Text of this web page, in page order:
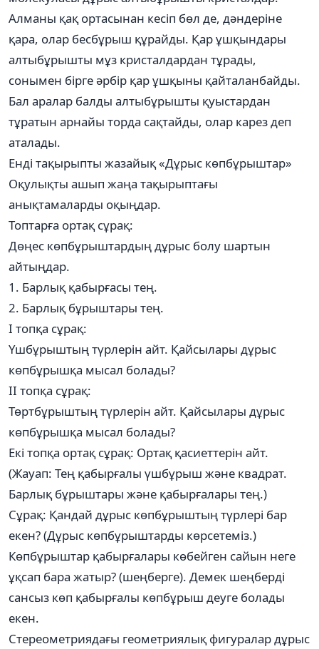
Алманы қақ ортасынан кесіп бөл де, дәндеріне
қара, олар бесбұрыш құрайды. Қар ұшқындары
алтыбұрышты мұз кристалдардан тұрады,
сонымен бірге әрбір қар ұшқыны қайталанбайды.
Бал аралар балды алтыбұрышты қуыстардан
тұратын арнайы торда сақтайды, олар карез деп
аталады.
Енді тақырыпты жазайық «Дұрыс көпбұрыштар»
Оқулықты ашып жаңа тақырыптағы
анықтамаларды оқыңдар.
Топтарға ортақ сұрақ:
Дөңес көпбұрыштардың дұрыс болу шартын
айтыңдар.
1. Барлық қабырғасы тең.
2. Барлық бұрыштары тең.
I топқа сұрақ:
Үшбұрыштың түрлерін айт. Қайсылары дұрыс
көпбұрышқа мысал болады?
II топқа сұрақ:
Төртбұрыштың түрлерін айт. Қайсылары дұрыс
көпбұрышқа мысал болады?
Екі топқа ортақ сұрақ: Ортақ қасиеттерін айт.
(Жауап: Тең қабырғалы үшбұрыш және квадрат.
Барлық бұрыштары және қабырғалары тең.)
Сұрақ: Қандай дұрыс көпбұрыштың түрлері бар
екен? (Дұрыс көпбұрыштарды көрсетеміз.)
Көпбұрыштар қабырғалары көбейген сайын неге
ұқсап бара жатыр? (шеңберге). Демек шеңберді
сансыз көп қабырғалы көпбұрыш деуге болады
екен.
Стереометриядағы геометриялық фигуралар дұрыс